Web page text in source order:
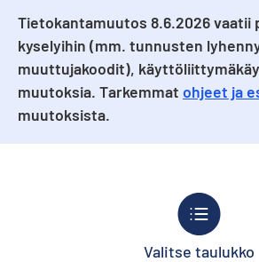
Tietokantamuutos 8.6.2026 vaatii
kyselyihin (mm. tunnusten
muuttujakoodit),
muutoksia. Tarkemmat ohjeet ja
muutoksista.
Valitse taulukko